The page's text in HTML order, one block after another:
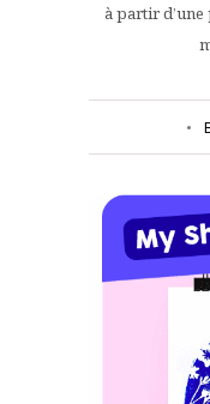
à partir